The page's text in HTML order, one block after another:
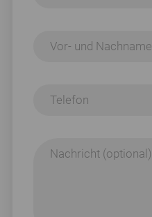
Vor- und Nachname
Telefon
Nachricht (optional)